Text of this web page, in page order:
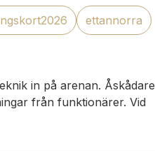
ettannorra
in på arenan. Åskådare
från funktionärer. Vid